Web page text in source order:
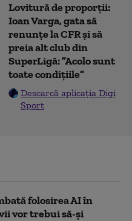
Lovitură de proporții:
Ioan Varga, gata să
renunțe la CFR și să
preia alt club din
SuperLigă: ”Acolo sunt
toate condițiile”
Descarcă aplicația Digi
Sport
folosirea AI în
vor trebui să-şi